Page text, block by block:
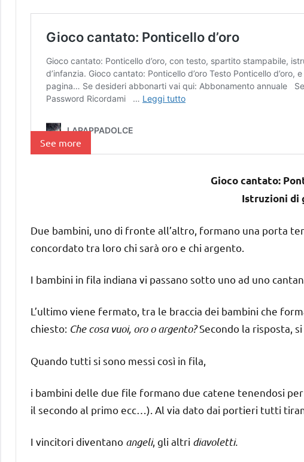
See more
Gioco cantato:
Istruzioni di
Due bambini, uno di fronte all’altro, formano una porta
concordato tra loro chi sarà oro e chi argento.
I bambini in fila indiana vi passano sotto uno ad uno
L’ultimo viene fermato, tra le braccia dei bambini che
chiesto: Che cosa vuoi, oro o argento?Secondo la risposta,
Quando tutti si sono messi così in fila,
i bambini delle due file formano due catene tenendosi
il secondo al primo ecc…). Al via dato dai portieri tutti
I vincitori diventano angeli, gli altri diavoletti.